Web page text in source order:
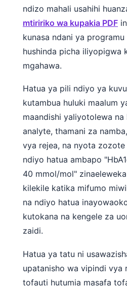
ndizo mahali usahihi
mtiririko wa kupakia PDF
kunasa ndani ya
hushinda picha iliyopigwa
mgahawa.
Hatua ya pili ndiyo ya
kutambua huluki maalum
maandishi yaliyotolewa na
analyte, thamani za
vya rejea, na nyota zozote
ndiyo hatua ambapo
40 mmol/mol"
kilekile katika mifumo
na ndiyo hatua
kutokana na kengele za
zaidi.
Hatua ya tatu ni
upatanisho wa vipindi vya
tofauti hutumia masafa